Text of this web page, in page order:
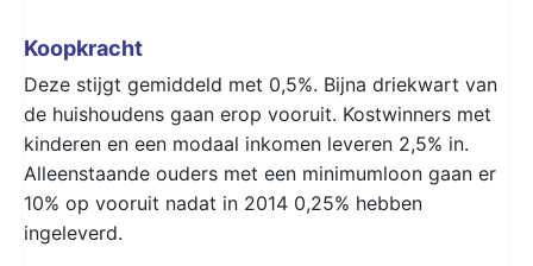
Koopkracht
Deze stijgt gemiddeld met 0,5%. Bijna driekwart van
de huishoudens gaan erop vooruit. Kostwinners met
kinderen en een modaal inkomen leveren 2,5% in.
Alleenstaande ouders met een minimumloon gaan er
10% op vooruit nadat in 2014 0,25% hebben
ingeleverd.